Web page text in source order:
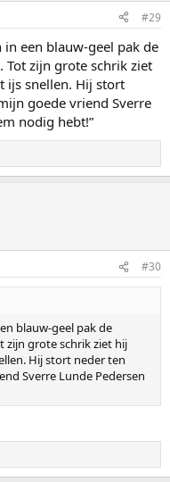
morgen niet te kijken. #29
een blauw-geel pak de
Tot zijn grote schrik ziet
ijs snellen. Hij stort
goede vriend Sverre
nodig hebt!”
#30
blauw-geel pak de
zijn grote schrik ziet hij
Hij stort neder ten
Sverre Lunde Pedersen